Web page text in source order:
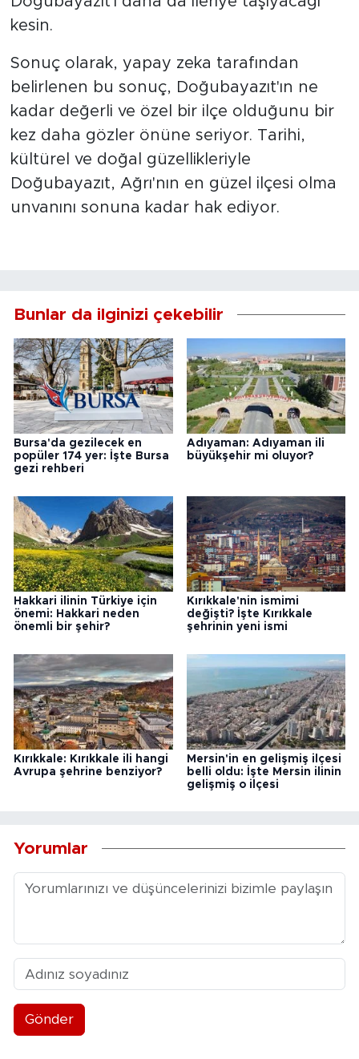
kesin.
Sonuç olarak, yapay zeka tarafından
belirlenen bu sonuç, Doğubayazıt'ın ne
kadar değerli ve özel bir ilçe olduğunu bir
kez daha gözler önüne seriyor. Tarihi,
kültürel ve doğal güzellikleriyle
Doğubayazıt, Ağrı'nın en güzel ilçesi olma
unvanını sonuna kadar hak ediyor.
Bunlar da ilginizi çekebilir
Bursa'da gezilecek en
popüler 174 yer: İşte Bursa
gezi rehberi
Adıyaman: Adıyaman ili
büyükşehir mi oluyor?
Hakkari ilinin Türkiye için
önemi: Hakkari neden
önemli bir şehir?
Kırıkkale'nin ismimi
değişti? İşte Kırıkkale
şehrinin yeni ismi
Kırıkkale: Kırıkkale ili hangi
Avrupa şehrine benziyor?
Mersin'in en gelişmiş ilçesi
belli oldu: İşte Mersin ilinin
gelişmiş o ilçesi
Yorumlar
Gönder